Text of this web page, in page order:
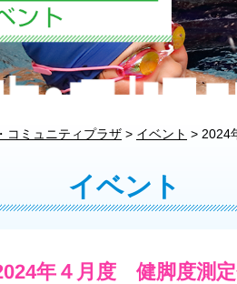
コミュニティプラザ > イベント > 2024
イベント
年４月度 健脚度測